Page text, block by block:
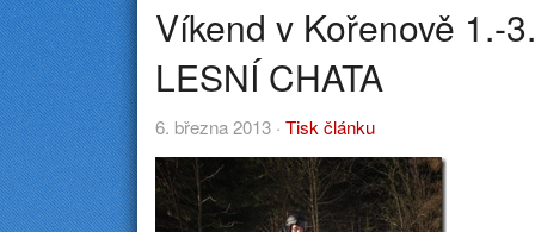
Víkend v Kořenově 1.-
LESNÍ CHATA
6. března 2013 · Tisk článku